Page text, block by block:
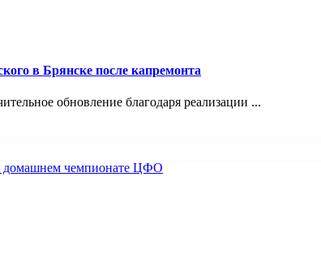
в Брянске после капремонта
обновление благодаря реализации ...